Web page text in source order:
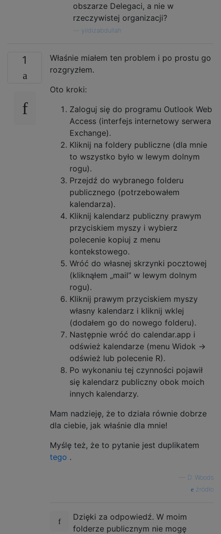
obszarze Delegaci, a nie w
rzeczywistej organizacji?
yildizabdullah
1
Właśnie miałem ten problem i po prostu go
rozgryzłem.
Oto kroki:
Zaloguj się do programu Outlook Web
Access (interfejs internetowy serwera
Exchange).
Kliknij na foldery publiczne (dla mnie
to wszystko było w lewym dolnym
rogu).
Przejdź do wybranego folderu
publicznego (potrzebowałem
kalendarza).
Kliknij kalendarz publiczny prawym
przyciskiem myszy i wybierz
polecenie kopiuj z menu
kontekstowego.
Wróć do własnej skrzynki pocztowej
(kliknąłem „mail” w lewym dolnym
rogu).
Kliknij prawym przyciskiem myszy
własny kalendarz i kliknij wklej
(dodałem go do nowego folderu).
Następnie wróć do calendar.app i
odśwież kalendarze (menu Widok ->
odśwież lub polecenie R).
Po wykonaniu tej czynności pojawił
się kalendarz publiczny obok moich
innych kalendarzy.
Mam nadzieję, że to działa równie dobrze
dla ciebie, jak właśnie dla mnie!
Myślę też, że to pytanie jest duplikatem
tego .
D. Woods
źródło
Dzięki za odpowiedź. W moim
folderze publicznym nie mogę